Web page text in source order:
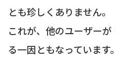
とも珍しくありません。
これが、他のユーザーが
る一因ともなっています。